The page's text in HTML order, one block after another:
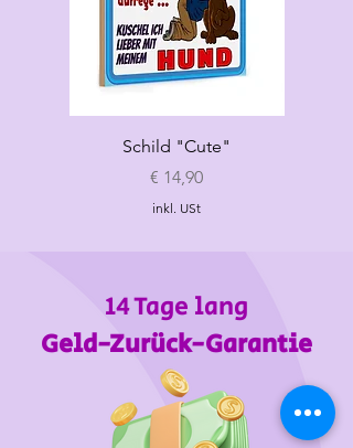
Schild "Cute"
Preis
€ 14,90
inkl. USt
14 Tage lang
Geld-Zurück-Garantie